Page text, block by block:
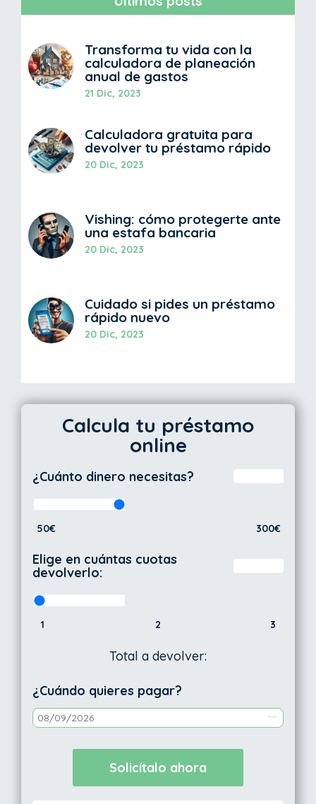
Transforma tu vida con la
calculadora de planeación
anual de gastos
21 Dic, 2023
Calculadora gratuita para
devolver tu préstamo rápido
20 Dic, 2023
Vishing: cómo protegerte ante
una estafa bancaria
20 Dic, 2023
Cuidado si pides un préstamo
rápido nuevo
20 Dic, 2023
Calcula tu préstamo
online
¿Cuánto dinero necesitas?
50€ 300€
Elige en cuántas cuotas
devolverlo:
1 2 3
Total a devolver:
¿Cuándo quieres pagar?